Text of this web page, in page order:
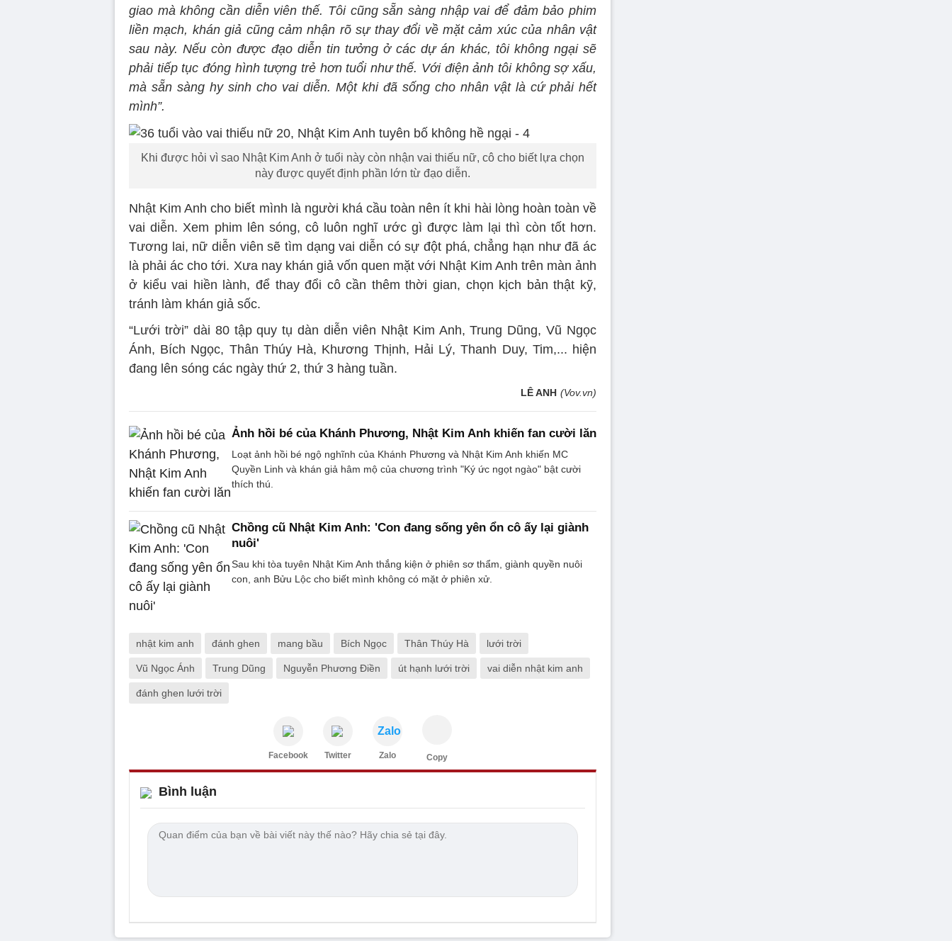
giao mà không cần diễn viên thế. Tôi cũng sẵn sàng nhập vai để đảm bảo phim
liền mạch, khán giả cũng cảm nhận rõ sự thay đổi về mặt cảm xúc của nhân vật
sau này. Nếu còn được đạo diễn tin tưởng ở các dự án khác, tôi không ngại sẽ
phải tiếp tục đóng hình tượng trẻ hơn tuổi như thế. Với điện ảnh tôi không sợ xấu,
mà sẵn sàng hy sinh cho vai diễn. Một khi đã sống cho nhân vật là cứ phải hết
mình”.
Khi được hỏi vì sao Nhật Kim Anh ở tuổi này còn nhận vai thiếu nữ, cô cho biết lựa chọn
này được quyết định phần lớn từ đạo diễn.
Nhật Kim Anh cho biết mình là người khá cầu toàn nên ít khi hài lòng hoàn toàn về
vai diễn. Xem phim lên sóng, cô luôn nghĩ ước gì được làm lại thì còn tốt hơn.
Tương lai, nữ diễn viên sẽ tìm dạng vai diễn có sự đột phá, chẳng hạn như đã ác
là phải ác cho tới. Xưa nay khán giả vốn quen mặt với Nhật Kim Anh trên màn ảnh
ở kiểu vai hiền lành, để thay đổi cô cần thêm thời gian, chọn kịch bản thật kỹ,
tránh làm khán giả sốc.
“Lưới trời” dài 80 tập quy tụ dàn diễn viên Nhật Kim Anh, Trung Dũng, Vũ Ngọc
Ánh, Bích Ngọc, Thân Thúy Hà, Khương Thịnh, Hải Lý, Thanh Duy, Tim,... hiện
đang lên sóng các ngày thứ 2, thứ 3 hàng tuần.
LÊ ANH (Vov.vn)
Ảnh hồi bé của Khánh Phương, Nhật Kim Anh khiến fan cười lăn
Loạt ảnh hồi bé ngộ nghĩnh của Khánh Phương và Nhật Kim Anh khiến MC
Quyền Linh và khán giả hâm mộ của chương trình "Ký ức ngọt ngào" bật cười
thích thú.
Chồng cũ Nhật Kim Anh: 'Con đang sống yên ổn cô ấy lại giành
nuôi'
Sau khi tòa tuyên Nhật Kim Anh thắng kiện ở phiên sơ thẩm, giành quyền nuôi
con, anh Bửu Lộc cho biết mình không có mặt ở phiên xử.
nhật kim anh đánh ghen mang bầu Bích Ngọc Thân Thúy Hà lưới trời
Vũ Ngọc Ánh Trung Dũng Nguyễn Phương Điền út hạnh lưới trời vai diễn nhật kim anh
đánh ghen lưới trời
Facebook Twitter
Zalo
Zalo Copy
Bình luận